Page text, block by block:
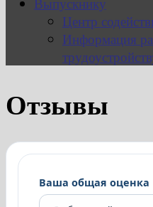
Центр
Информация
Отзывы
Ваша общая оценка